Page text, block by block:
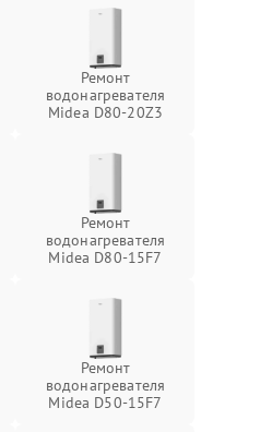
Ремонт
водонагревателя
Midea D80-20Z3
Ремонт
водонагревателя
Midea D80-15F7
Ремонт
водонагревателя
Midea D50-15F7